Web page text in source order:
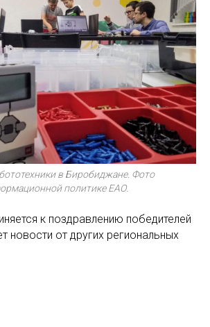
в Биробиджане. Фото
политике ЕАО.
к поздравлению победителей
новости от других региональных